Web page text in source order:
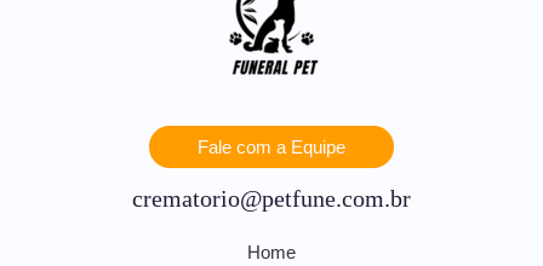
Fale com a Equipe
crematorio@petfune.com.br
Home